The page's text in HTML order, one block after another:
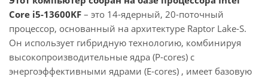
Core i5-13600KF – это 14-ядерный, 20-поточный
процессор, основанный на архитектуре Raptor Lake-S.
Он использует гибридную технологию, комбинируя
высокопроизводительные ядра (P-cores) с
энергоэффективными ядрами (E-cores) , имеет базовую